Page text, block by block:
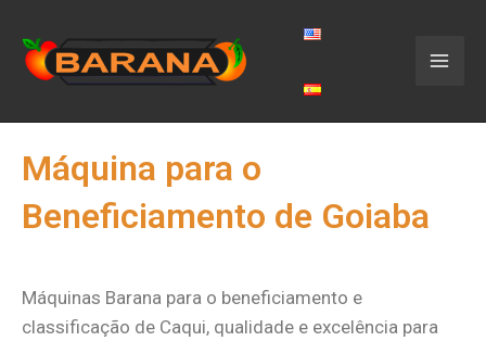
Máquina para o
Beneficiamento de Goiaba
Máquinas Barana para o beneficiamento e
classificação de Caqui, qualidade e excelência para